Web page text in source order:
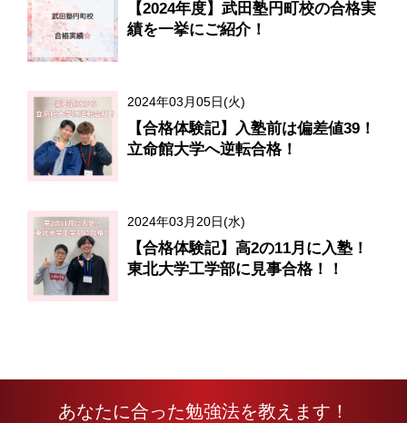
【2024年度】武田塾円町校の合格実
績を一挙にご紹介！
2024年03月05日(火)
【合格体験記】入塾前は偏差値39！
立命館大学へ逆転合格！
2024年03月20日(水)
【合格体験記】高2の11月に入塾！
東北大学工学部に見事合格！！
あなたに合った勉強法を教えます！